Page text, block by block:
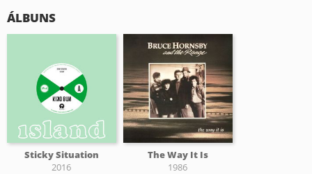
ÁLBUNS
Sticky Situation
2016
The Way It Is
1986